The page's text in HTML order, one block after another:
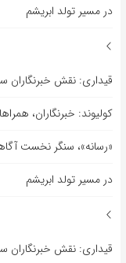
در مسیر تولد ابریشم
قیداری: نقش خبرنگاران
کولیوند: خبرنگاران،
«رسانه»، سنگر نخست
در مسیر تولد ابریشم
قیداری: نقش خبرنگاران